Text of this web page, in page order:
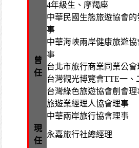
4年級生、摩羯座
曾
任
中華民國生態旅遊協會
事
中華海峽兩岸健康旅遊
事
台北市旅行商業同業公會
台灣觀光博覽會TTE一、
台灣綠色旅遊協會創會理
旅遊業經理人協會理事
中華兩岸旅行協會理事
現
任
永嘉旅行社總經理